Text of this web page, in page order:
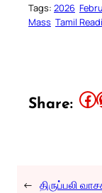
Tags: 2026
Mass Tamil
Share: Share this article on Facebook Share this
← திருப்பலி